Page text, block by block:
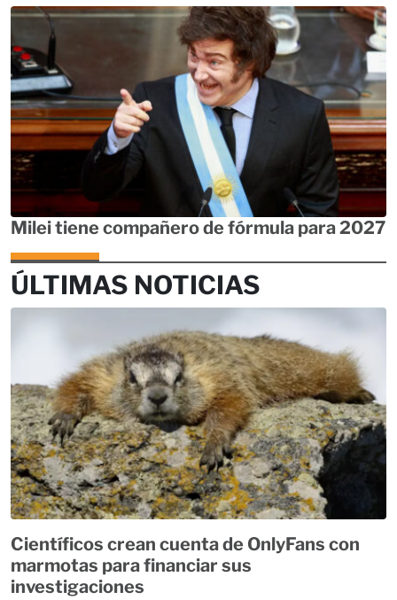
Milei tiene compañero de fórmula para 2027
ÚLTIMAS NOTICIAS
Científicos crean cuenta de OnlyFans con
marmotas para financiar sus
investigaciones